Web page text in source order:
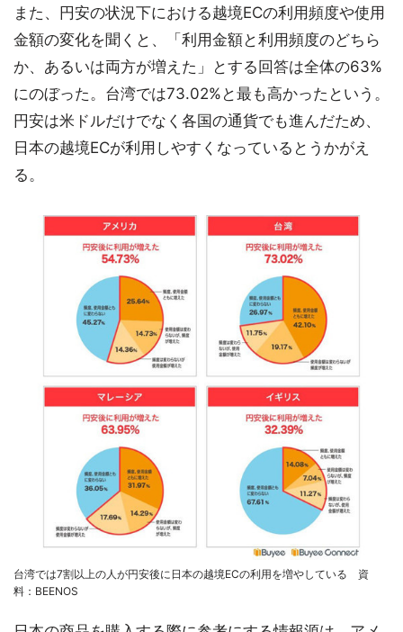
また、円安の状況下における越境ECの利用頻度や使用
金額の変化を聞くと、「利用金額と利用頻度のどちら
か、あるいは両方が増えた」とする回答は全体の63%
にのぼった。台湾では73.02%と最も高かったという。
円安は米ドルだけでなく各国の通貨でも進んだため、
日本の越境ECが利用しやすくなっているとうかがえ
る。
台湾では7割以上の人が円安後に日本の越境ECの利用を増やしている 資
料：BEENOS